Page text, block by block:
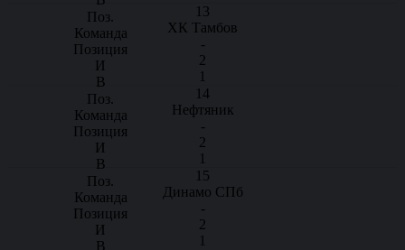
13
ХК Тамбов
-
2
1
14
Нефтяник
-
2
1
15
Динамо СПб
-
2
1